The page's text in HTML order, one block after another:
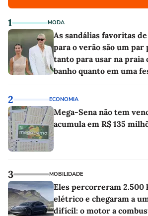
1 MODA
As sandálias favoritas
para o verão são um
tanto para usar na praia
banho quanto em uma
2 ECONOMIA
Mega-Sena não tem
acumula em R$ 135
3 MOBILIDADE
Eles percorreram 2.500
elétrico e chegaram a
difícil: o motor a